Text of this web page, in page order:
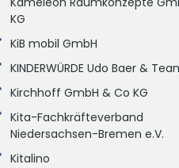
KG
KiB mobil GmbH
KINDERWÜRDE Udo Baer &
Kirchhoff GmbH & Co KG
Kita-Fachkräfteverband
Niedersachsen-Bremen e.V.
Kitalino